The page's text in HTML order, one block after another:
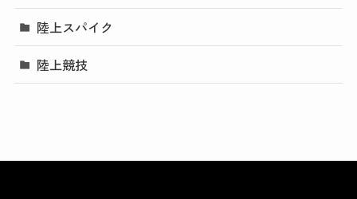
陸上スパイク
陸上競技